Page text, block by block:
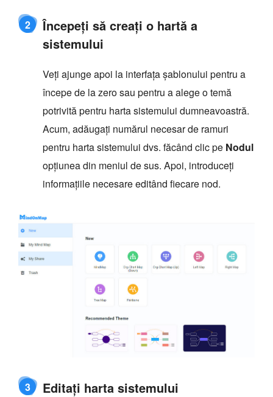
2
Începeți să creați o hartă a
sistemului
Veți ajunge apoi la interfața șablonului pentru a
începe de la zero sau pentru a alege o temă
potrivită pentru harta sistemului dumneavoastră.
Acum, adăugați numărul necesar de ramuri
pentru harta sistemului dvs. făcând clic pe Nodul
opțiunea din meniul de sus. Apoi, introduceți
informațiile necesare editând fiecare nod.
3 Editați harta sistemului